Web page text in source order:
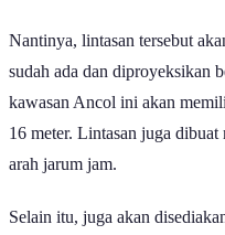
Nantinya, lintasan tersebut
sudah ada dan diproyeksikan
kawasan Ancol ini akan
16 meter. Lintasan juga
arah jarum jam.
Selain itu, juga akan